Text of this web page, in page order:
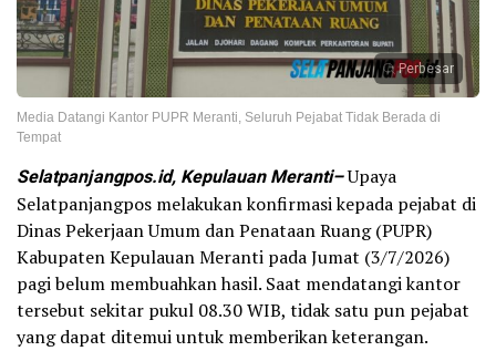
Perbesar
Media Datangi Kantor PUPR Meranti, Seluruh Pejabat Tidak Berada di
Tempat
Selatpanjangpos.id, Kepulauan Meranti–Upaya
Selatpanjangpos melakukan konfirmasi kepada pejabat di
Dinas Pekerjaan Umum dan Penataan Ruang (PUPR)
Kabupaten Kepulauan Meranti pada Jumat (3/7/2026)
pagi belum membuahkan hasil. Saat mendatangi kantor
tersebut sekitar pukul 08.30 WIB, tidak satu pun pejabat
yang dapat ditemui untuk memberikan keterangan.